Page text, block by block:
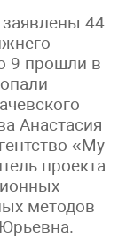
44
9 прошли в
Анастасия
«My
проекта
методов